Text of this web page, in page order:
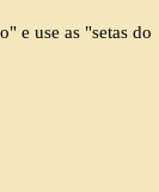
e use as "setas do